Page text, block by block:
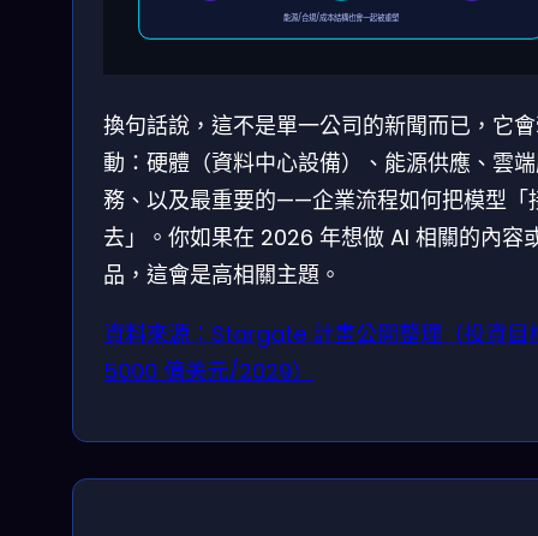
能源/合規/成本結構也會一起被重塑
換句話說，這不是單一公司的新聞而已，它
動：硬體（資料中心設備）、能源供應、雲
務、以及最重要的——企業流程如何把模型「
去」。你如果在 2026 年想做 AI 相關的內容
品，這會是高相關主題。
資料來源：Stargate 計畫公開整理（投資目
5000 億美元/2029）